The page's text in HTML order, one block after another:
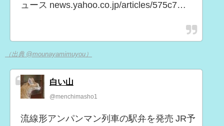
ュース news.yahoo.co.jp/articles/575c7…
（出典 @mounayamimuyou）
白い山
@menchimasho1
流線形アンパンマン列車の駅弁を発売 JR予